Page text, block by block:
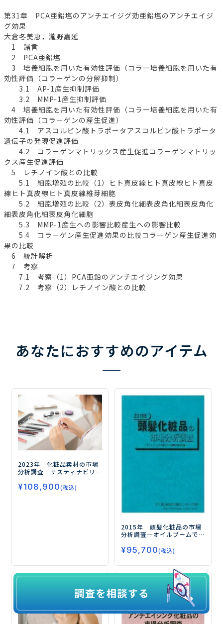
第31章 PCA亜鉛塩のアンチエイジグ効亜鉛塩のアンチエイジ
グ効果
大倉冬美恵，瀧野嘉延
1 諸言
2 PCA亜鉛塩
3 培養細胞を用いた有効性評価（コラー培養細胞を用いた有
効性評価（コラーゲンの分解抑制）
3.1 AP-1産生抑制評価
3.2 MMP-1産生抑制評価
4 培養細胞を用いた有効性評価（コラー培養細胞を用いた有
効性評価（コラーゲンの産生促進）
4.1 アスコルビン酸トラポータアスコルビン酸トラポータ
遺伝子の発現促進評価
4.2 コラーゲンマトリックス産生促進コラーゲンマトリッ
クス産生促進評価
5 レチノイン酸との比較
5.1 細胞増殖の比較（1）ヒト真皮線ヒト真皮線ヒト真皮
線ヒト真皮線ヒト真皮線維芽細胞
5.2 細胞増殖の比較（2）表皮角化細表皮角化細表皮角化
細表皮角化細表皮角化細胞
5.3 MMP-1産生への影響比較産生への影響比較
5.4 コラーゲン産生促進効果の比較コラーゲン産生促進効
果の比較
6 統計解析
7 考察
7.1 考察（1）PCA亜鉛のアンチエイジング効果
7.2 考察（2）レチノイン酸との比較
あなたにおすすめのアイテム
2023年 化粧品素材の市場
分析調査―サスティナビリ
開発が今後の鍵―
¥108,900(税込)
2015年 頭髪化粧品の市場
分析調査―オイルブームで
―
¥95,700(税込)